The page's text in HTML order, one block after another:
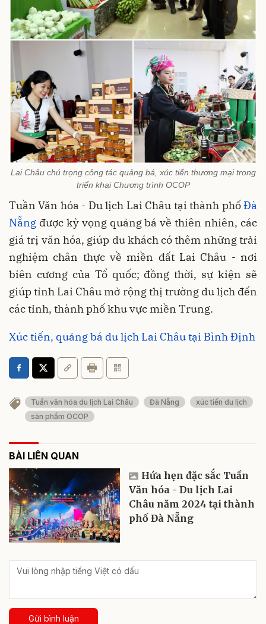
Lai Châu chú trọng công tác quảng bá, xúc tiến thương mại trong
triển khai Chương trình OCOP
Tuần Văn hóa - Du lịch Lai Châu tại thành phốĐà
Nẵng được kỳ vọng quảng bá về thiên nhiên, các
giá trị văn hóa, giúp du khách có thêm những trải
nghiệm chân thực về miền đất Lai Châu - nơi
biên cương của Tổ quốc; đồng thời, sự kiện sẽ
giúp tỉnh Lai Châu mở rộng thị trường du lịch đến
các tỉnh, thành phố khu vực miền Trung.
Xúc tiến, quảng bá du lịch Lai Châu tại Bình Định
Tuần văn hóa du lịch Lai Châu Đà Nẵng
xúc tiến du lịch
sản phẩm OCOP
BÀI LIÊN QUAN
Hứa hẹn đặc sắc Tuần
Văn hóa - Du lịch Lai
Châu năm 2024 tại thành
phố Đà Nẵng
Gửi bình luận